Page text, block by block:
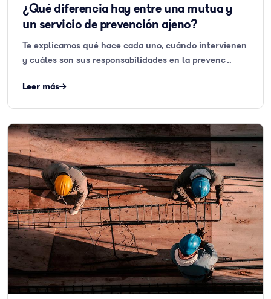
¿Qué diferencia hay entre una mutua y
un servicio de prevención ajeno?
Te explicamos qué hace cada uno, cuándo intervienen
y cuáles son sus responsabilidades en la prevenc…
Leer más